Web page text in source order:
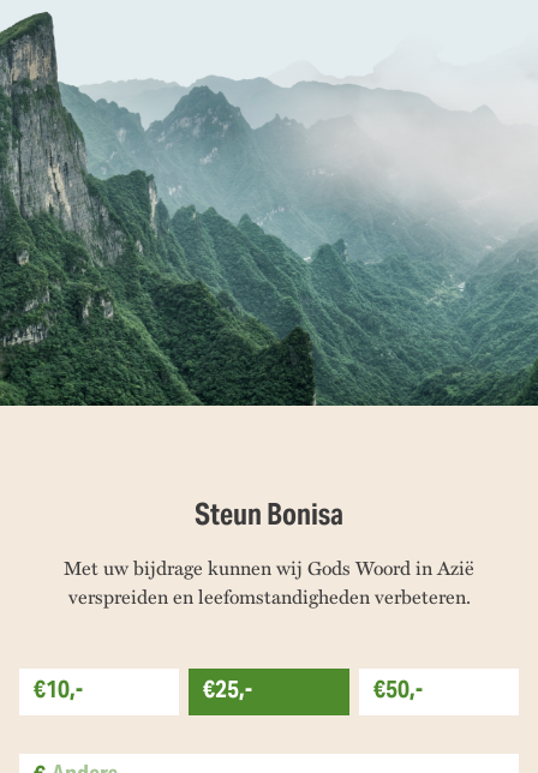
Steun Bonisa
Met uw bijdrage kunnen wij Gods Woord in Azië
verspreiden en leefomstandigheden verbeteren.
€10,- €25,-
€50,-